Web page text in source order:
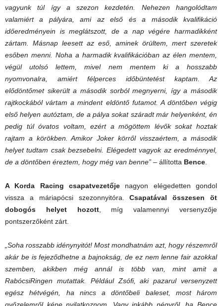
vagyunk túl így a szezon kezdetén. Nehezen hangolódtam
valamiért a pályára, ami az első és a második kvalifikáció
időeredményein is meglátszott, de a nap végére harmadikként
zártam. Másnap leesett az eső, aminek örültem, mert szeretek
esőben menni. Noha a harmadik kvalifikációban az élen mentem,
végül utolsó lettem, mivel nem mentem ki a hosszabb
nyomvonalra, amiért félperces időbüntetést kaptam. Az
elődöntőmet sikerült a második sorból megnyerni, így a második
rajtkockából vártam a mindent eldöntő futamot. A döntőben végig
első helyen autóztam, de a pálya sokat száradt már helyenként, én
pedig túl óvatos voltam, ezért a mögöttem lévők sokat hoztak
rajtam a körökben. Amikor Joker körről visszaértem, a második
helyet tudtam csak bezsebelni. Elégedett vagyok az eredménnyel,
de a döntőben éreztem, hogy még van benne” – állította Bence
A Korda Racing csapatvezetője nagyon elégedetten gondol
vissza a máriapócsi szezonnyitóra.Csapatával összesen öt
dobogós helyet hozott, míg valamennyi versenyzője
pontszerzőként zárt.
„Soha rosszabb idénynyitót! Most mondhatnám azt, hogy részemről
akár be is fejeződhetne a bajnokság, de ez nem lenne fair azokkal
szemben, akikben még annál is több van, mint amit a
RabócsiRingen mutattak. Például Zsófi, aki pazarul versenyzett
egész hétvégén, ha nincs a döntőbeli baleset, most három
győzelemről kéne nyilatkoznom. Vagy inkább négyről, ha Bence